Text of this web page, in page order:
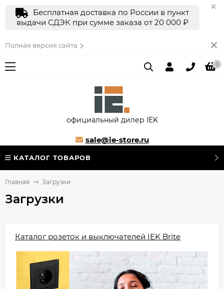
Бесплатная доставка по России в пункт
выдачи СДЭК при сумме заказа от 20 000 ₽
Полная версия сайта
0
официальный дилер IEK
sale@ie-store.ru
КАТАЛОГ ТОВАРОВ
Главная Загрузки
Загрузки
Каталог розеток и выключателей IEK Brite